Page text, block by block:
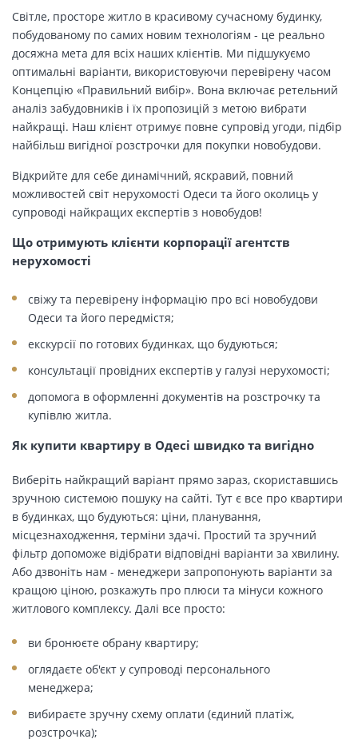
Світле, просторе житло в красивому сучасному будинку,
побудованому по самих новим технологіям - це реально
досяжна мета для всіх наших клієнтів. Ми підшукуємо
оптимальні варіанти, використовуючи перевірену часом
Концепцію «Правильний вибір». Вона включає ретельний
аналіз забудовників і їх пропозицій з метою вибрати
найкращі. Наш клієнт отримує повне супровід угоди, підбір
найбільш вигідної розстрочки для покупки новобудови.
Відкрийте для себе динамічний, яскравий, повний
можливостей світ нерухомості Одеси та його околиць у
супроводі найкращих експертів з новобудов!
Що отримують клієнти корпорації агентств
нерухомості
свіжу та перевірену інформацію про всі новобудови
Одеси та його передмістя;
екскурсії по готових будинках, що будуються;
консультації провідних експертів у галузі нерухомості;
допомога в оформленні документів на розстрочку та
купівлю житла.
Як купити квартиру в Одесі швидко та вигідно
Виберіть найкращий варіант прямо зараз, скориставшись
зручною системою пошуку на сайті. Тут є все про квартири
в будинках, що будуються: ціни, планування,
місцезнаходження, терміни здачі. Простий та зручний
фільтр допоможе відібрати відповідні варіанти за хвилину.
Або дзвоніть нам - менеджери запропонують варіанти за
кращою ціною, розкажуть про плюси та мінуси кожного
житлового комплексу. Далі все просто:
ви бронюєте обрану квартиру;
оглядаєте об'єкт у супроводі персонального
менеджера;
вибираєте зручну схему оплати (єдиний платіж,
розстрочка);